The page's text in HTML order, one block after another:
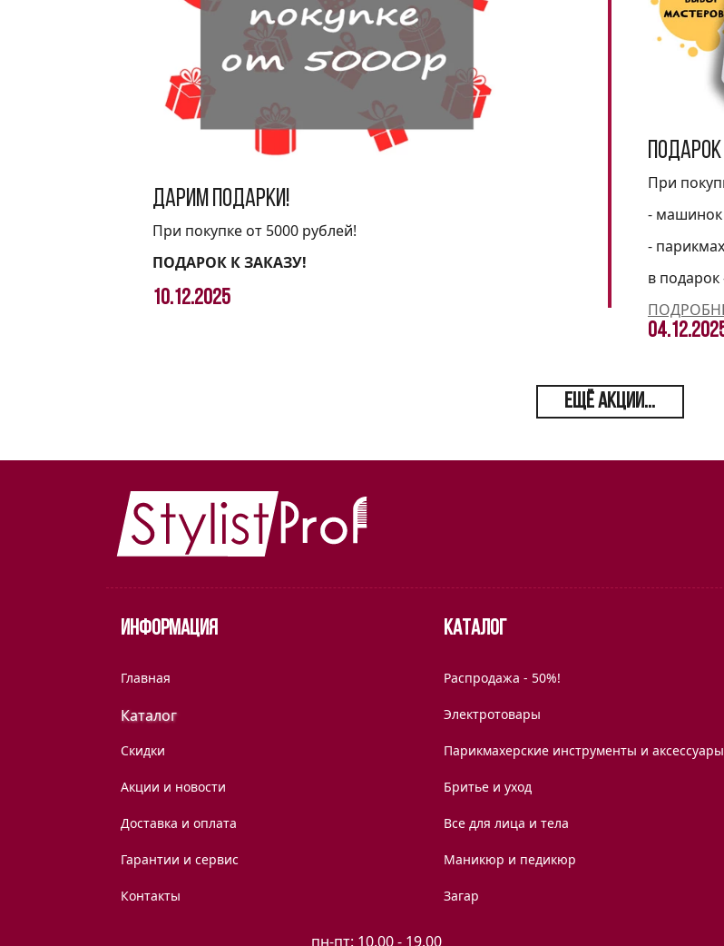
Дарим подарки!
При покупке от 5000 рублей!
ПОДАРОК К ЗАКАЗУ!
10.12.2025
При
- машинок
-
в подарок
ЕЩЁ АКЦИИ...
Информация Каталог
Главная
Каталог
Скидки
Акции и новости
Доставка и оплата
Гарантии и сервис
Контакты
Распродажа - 50%!
Электротовары
Парикмахерские инструменты и аксессуары
Бритье и уход
Все для лица и тела
Маникюр и педикюр
Загар
пн-пт: 10.00 - 19.00